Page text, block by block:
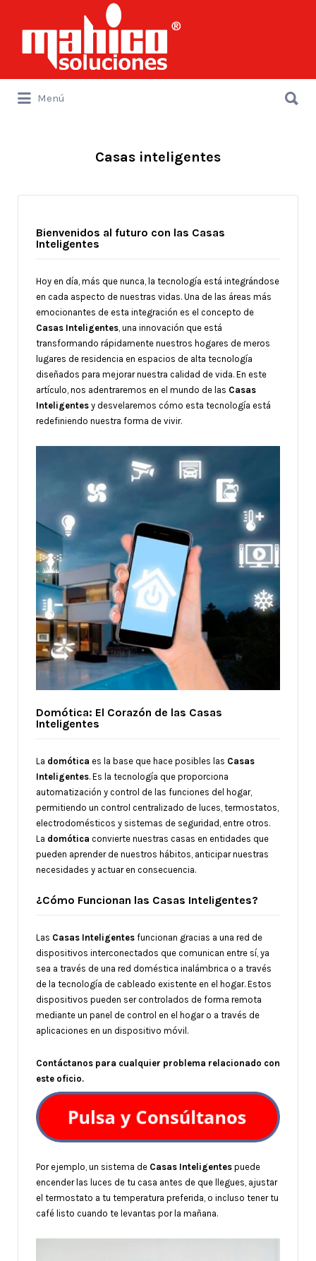
por:
Menú
por:
Casas inteligentes
Bienvenidos al futuro con las Casas
Inteligentes
Hoy en día, más que nunca, la tecnología está integrándose
en cada aspecto de nuestras vidas. Una de las áreas más
emocionantes de esta integración es el concepto de
Casas Inteligentes , una innovación que está
transformando rápidamente nuestros hogares de meros
lugares de residencia en espacios de alta tecnología
diseñados para mejorar nuestra calidad de vida. En este
artículo, nos adentraremos en el mundo de las Casas
Inteligentes y desvelaremos cómo esta tecnología está
redefiniendo nuestra forma de vivir.
Domótica: El Corazón de las Casas
Inteligentes
La domótica es la base que hace posibles las Casas
Inteligentes. Es la tecnología que proporciona
automatización y control de las funciones del hogar,
permitiendo un control centralizado de luces, termostatos,
electrodomésticos y sistemas de seguridad, entre otros.
La domótica convierte nuestras casas en entidades que
pueden aprender de nuestros hábitos, anticipar nuestras
necesidades y actuar en consecuencia.
¿Cómo Funcionan las Casas Inteligentes?
Las Casas Inteligentes funcionan gracias a una red de
dispositivos interconectados que comunican entre sí, ya
sea a través de una red doméstica inalámbrica o a través
de la tecnología de cableado existente en el hogar. Estos
dispositivos pueden ser controlados de forma remota
mediante un panel de control en el hogar o a través de
aplicaciones en un dispositivo móvil.
Contáctanos para cualquier problema relacionado con
este oficio.
Por ejemplo, un sistema de Casas Inteligentes puede
encender las luces de tu casa antes de que llegues, ajustar
el termostato a tu temperatura preferida, o incluso tener tu
café listo cuando te levantas por la mañana.